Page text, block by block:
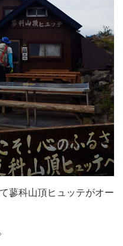
蓼科山頂ヒュッテがオー